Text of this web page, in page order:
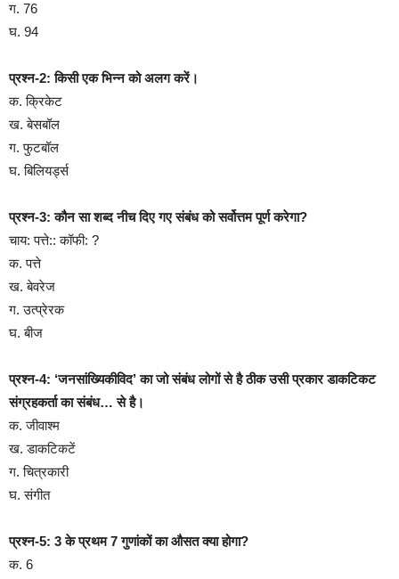
ग. 76
घ. 94
प्रश्न-2: किसी एक भिन्न को अलग करें।
क. क्रिकेट
ख. बेसबॉल
ग. फुटबॉल
घ. बिलियर्ड्स
प्रश्न-3: कौन सा शब्द नीच दिए गए संबंध को सर्वोत्तम पूर्ण करेगा?
चाय: पत्ते:: कॉफी: ?
क. पत्ते
ख. बेवरेज
ग. उत्प्रेरक
घ. बीज
प्रश्न-4: ‘जनसांख्यिकीविद’ का जो संबंध लोगों से है ठीक उसी प्रकार डाकटिकट
संग्रहकर्ता का संबंध… से है।
क. जीवाश्म
ख. डाकटिकटें
ग. चित्रकारी
घ. संगीत
प्रश्न-5: 3 के प्रथम 7 गुणांकों का औसत क्या होगा?
क. 6